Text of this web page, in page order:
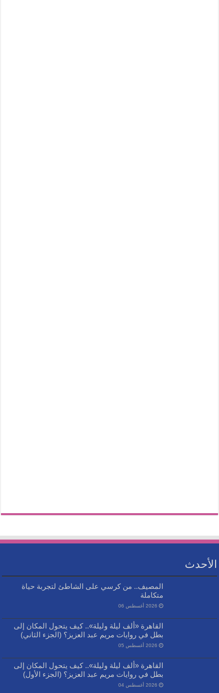
الأحدث
المصيف.. من كرسي على الشاطئ لتجربة حياة
متكاملة
2026 أغسطس 06
القاهرة «ألف ليلة وليلة».. كيف يتحول المكان إلى
بطل في روايات مريم عبد العزيز؟ (الجزء الثاني)
2026 أغسطس 05
القاهرة «ألف ليلة وليلة».. كيف يتحول المكان إلى
بطل في روايات مريم عبد العزيز؟ (الجزء الأول)
2026 أغسطس 04